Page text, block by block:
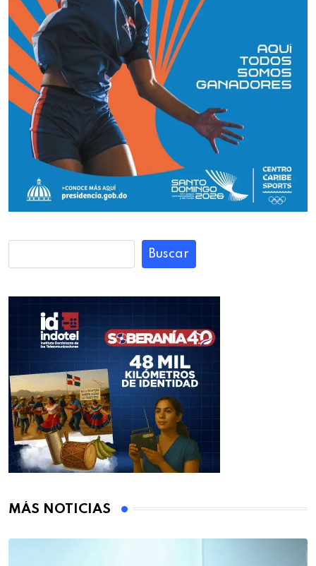
Buscar
MÁS NOTICIAS